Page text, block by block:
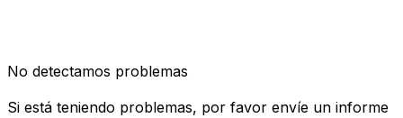
No detectamos problemas
Si está teniendo problemas, por favor envíe un informe